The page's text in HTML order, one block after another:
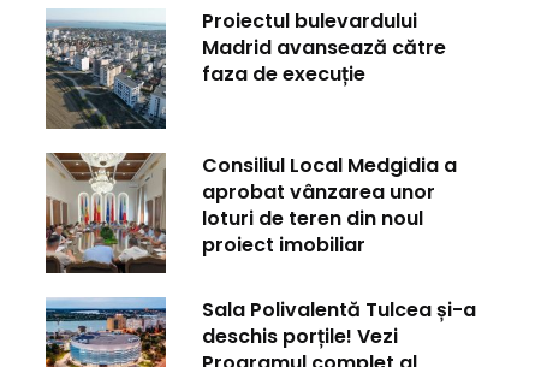
Proiectul bulevardului
Madrid avansează către
faza de execuție
Consiliul Local Medgidia a
aprobat vânzarea unor
loturi de teren din noul
proiect imobiliar
Sala Polivalentă Tulcea și-a
deschis porțile! Vezi